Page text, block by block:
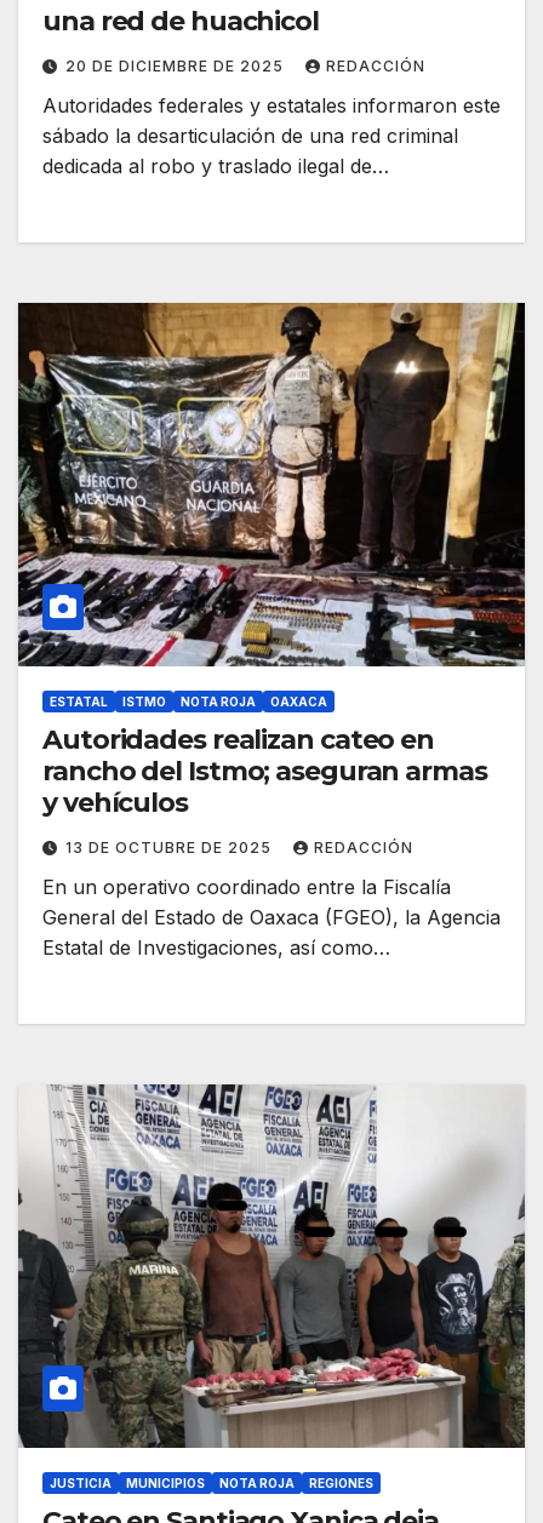
una red de huachicol
20 DE DICIEMBRE DE 2025 REDACCIÓN
Autoridades federales y estatales informaron este
sábado la desarticulación de una red criminal
dedicada al robo y traslado ilegal de…
ESTATAL ISTMO NOTA ROJA OAXACA
Autoridades realizan cateo en
rancho del Istmo; aseguran armas
y vehículos
13 DE OCTUBRE DE 2025 REDACCIÓN
En un operativo coordinado entre la Fiscalía
General del Estado de Oaxaca (FGEO), la Agencia
Estatal de Investigaciones, así como…
JUSTICIA MUNICIPIOS NOTA ROJA REGIONES